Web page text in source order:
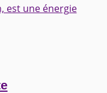
est une énergie